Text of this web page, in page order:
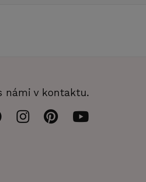
námi v kontaktu.